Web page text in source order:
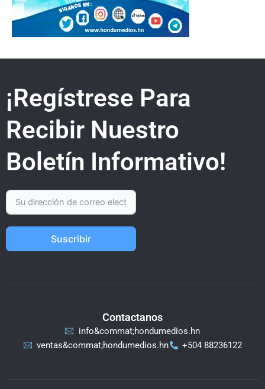
¡Regístrese Para
Recibir Nuestro
Boletín Informativo!
Suscribir
Contactanos
info&commat;hondumedios.hn
ventas&commat;hondumedios.hn
+504 88236122